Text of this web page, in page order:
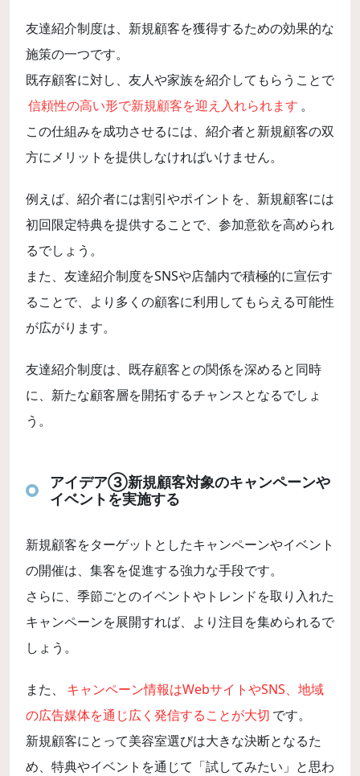
友達紹介制度は、新規顧客を獲得するための効果的な
施策の一つです。
既存顧客に対し、友人や家族を紹介してもらうことで
信頼性の高い形で新規顧客を迎え入れられます 。
この仕組みを成功させるには、紹介者と新規顧客の双
方にメリットを提供しなければいけません。
例えば、紹介者には割引やポイントを、新規顧客には
初回限定特典を提供することで、参加意欲を高められ
るでしょう。
また、友達紹介制度をSNSや店舗内で積極的に宣伝す
ることで、より多くの顧客に利用してもらえる可能性
が広がります。
友達紹介制度は、既存顧客との関係を深めると同時
に、新たな顧客層を開拓するチャンスとなるでしょ
う。
アイデア③新規顧客対象のキャンペーンや
イベントを実施する
新規顧客をターゲットとしたキャンペーンやイベント
の開催は、集客を促進する強力な手段です。
さらに、季節ごとのイベントやトレンドを取り入れた
キャンペーンを展開すれば、より注目を集められるで
しょう。
また、
キャンペーン情報はWebサイトやSNS、地域
の広告媒体を通じ広く発信することが大切 です。
新規顧客にとって美容室選びは大きな決断となるた
め、特典やイベントを通じて「試してみたい」と思わ